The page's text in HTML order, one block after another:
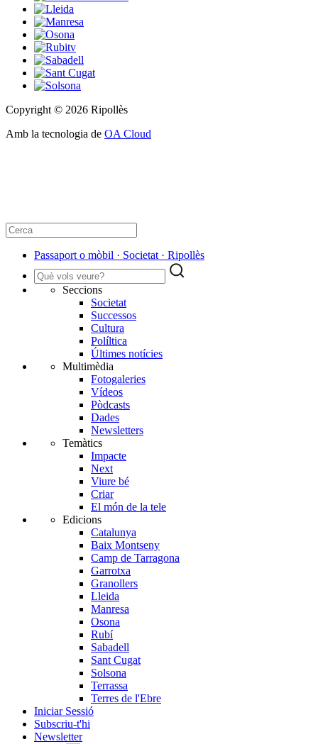
Copyright © 2026 Ripollès
Amb la tecnologia de OA Cloud
Passaport o mòbil · Societat · Ripollès
Seccions
Societat
Successos
Cultura
Políltica
Últimes notícies
Multimèdia
Fotogaleries
Vídeos
Pòdcasts
Dades
Newsletters
Temàtics
Impacte
Next
Viure bé
Criar
El món de la tele
Edicions
Catalunya
Baix Montseny
Camp de Tarragona
Garrotxa
Granollers
Lleida
Manresa
Osona
Rubí
Sabadell
Sant Cugat
Solsona
Terrassa
Terres de l'Ebre
Iniciar Sessió
Subscriu-t'hi
Newsletter